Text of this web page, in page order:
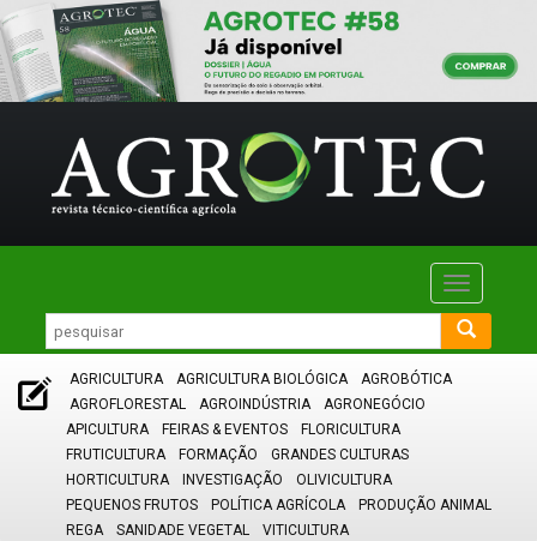
Toggle
AGRICULTURA AGRICULTURA BIOLÓGICA
AGROBÓTICA
AGROFLORESTAL
AGROINDÚSTRIA
AGRONEGÓCIO
APICULTURA
FEIRAS & EVENTOS
FLORICULTURA
FRUTICULTURA
FORMAÇÃO
GRANDES CULTURAS
HORTICULTURA
INVESTIGAÇÃO
OLIVICULTURA
PEQUENOS FRUTOS
POLÍTICA AGRÍCOLA
PRODUÇÃO ANIMAL
REGA
SANIDADE VEGETAL VITICULTURA